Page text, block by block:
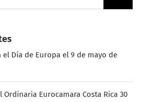
el Día de Europa el 9 de mayo de
Eurocamara Costa Rica 30